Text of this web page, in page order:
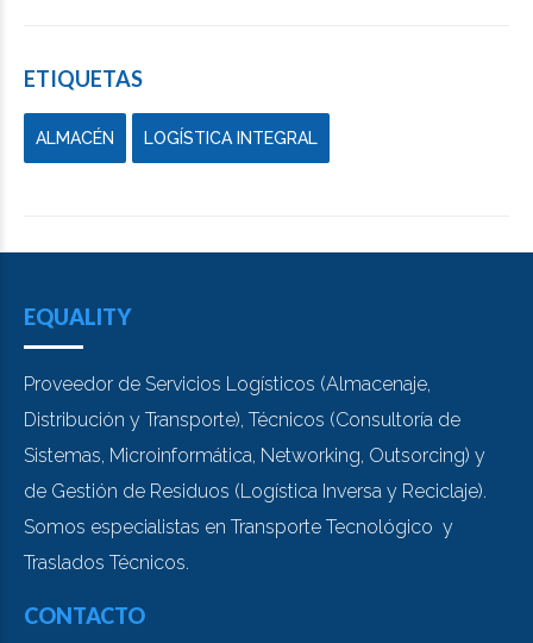
ETIQUETAS
ALMACÉN LOGÍSTICA INTEGRAL
EQUALITY
Proveedor de Servicios Logísticos (Almacenaje,
Distribución y Transporte), Técnicos (Consultoría de
Sistemas, Microinformática, Networking, Outsorcing) y
de Gestión de Residuos (Logística Inversa y Reciclaje).
Somos especialistas en Transporte Tecnológico y
Traslados Técnicos.
CONTACTO